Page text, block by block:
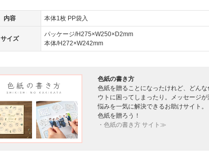
内容 本体1枚 PP袋入
サイズ
パッケージ/H275×W250×D2mm
本体/H272×W242mm
色紙の書き方
色紙を贈ることになったけれど、どん
ウトに困ってしまったり。メッセージ
悩みを一気に解決できるお助けサイト
色紙を贈ろう！
・色紙の書き方 サイト≫